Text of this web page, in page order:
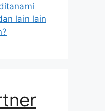
lain lain